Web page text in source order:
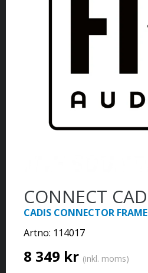
CONNECT CAD
CADIS CONNECTOR FRAME
Artno: 114017
8 349 kr (inkl. moms)